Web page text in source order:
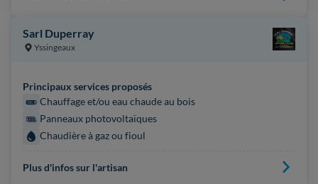
Sarl Duperray
Yssingeaux
Principaux services proposés
Chauffage et/ou eau chaude au bois
Panneaux photovoltaïques
Chaudière à gaz ou fioul
Plus d'infos sur l'artisan